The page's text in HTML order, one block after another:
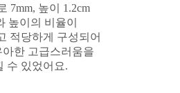
7mm, 높이 1.2cm
높이의 비율이
적당하게 구성되어
아한 고급스러움을
수 있었어요.